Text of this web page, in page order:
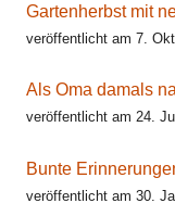
Gartenherbst mit
veröffentlicht am 7.
Als Oma damals
veröffentlicht am 24.
Bunte
veröffentlicht am 30.